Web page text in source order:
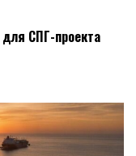
для СПГ-проекта